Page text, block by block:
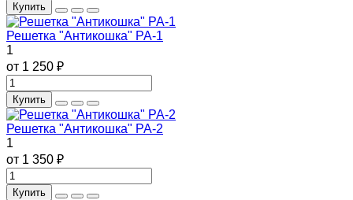
Купить
Решетка "Антикошка" РА-1
1
от 1 250 ₽
Купить
Решетка "Антикошка" РА-2
1
от 1 350 ₽
Купить